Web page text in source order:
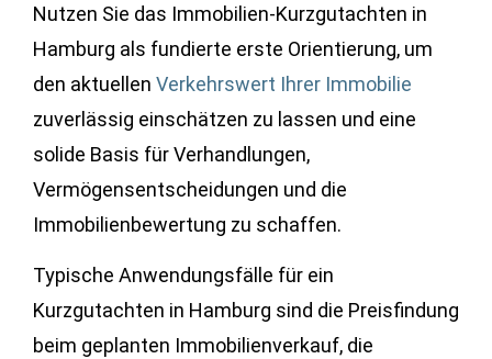
Nutzen Sie das Immobilien-Kurzgutachten in
Hamburg als fundierte erste Orientierung, um
den aktuellen Verkehrswert Ihrer Immobilie
zuverlässig einschätzen zu lassen und eine
solide Basis für Verhandlungen,
Vermögensentscheidungen und die
Immobilienbewertung zu schaffen.
Typische Anwendungsfälle für ein
Kurzgutachten in Hamburg sind die Preisfindung
beim geplanten Immobilienverkauf, die